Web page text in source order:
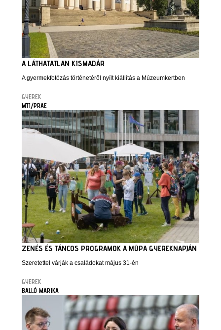
A LÁTHATATLAN KISMADÁR
A gyermekfotózás történetéről nyílt kiállítás a Múzeumkertben
GYEREK
MTI/PRAE
ZENÉS ÉS TÁNCOS PROGRAMOK A MÜPA GYEREKNAPJÁN
Szeretettel várják a családokat május 31-én
GYEREK
BALLÓ MARIKA